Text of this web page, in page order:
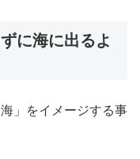
に海に出るよ
」をイメージする事